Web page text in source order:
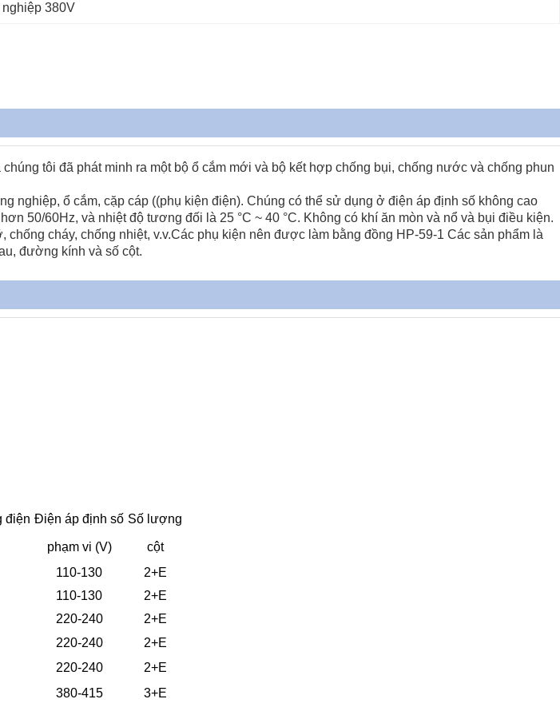
380V
tôi đã phát minh ra một bộ ổ cắm mới và bộ kết hợp chống bụi, chống nước và chống phun
ổ cắm, cặp cáp ((phụ kiện điện). Chúng có thể sử dụng ở điện áp định số không cao
50/60Hz, và nhiệt độ tương đối là 25 °C ~ 40 °C. Không có khí ăn mòn và nổ và bụi điều kiện.
cháy, chống nhiệt, v.v.Các phụ kiện nên được làm bằng đồng HP-59-1 Các sản phẩm là
đường kính và số cột.
điện Điện áp định số Số lượng
phạm vi (V)
cột
110-130
2+E
110-130
2+E
220-240
2+E
220-240
2+E
220-240
2+E
380-415
3+E